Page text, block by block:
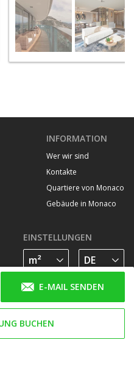
E-MAIL SENDEN
BUCHEN
INFORMATION
Wer wir sind
Kontakte
Quartiere von Monaco
Gebäude in Monaco
EINSTELLUNGEN
FOLGE UNS AUF